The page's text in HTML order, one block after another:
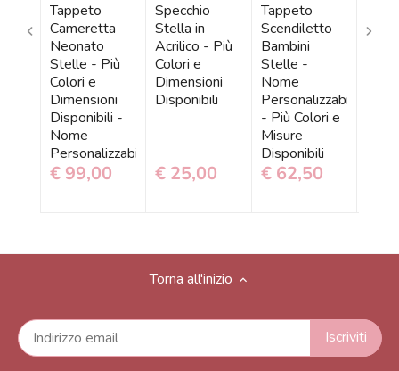
Tappeto
Cameretta
Neonato
Stelle - Più
Colori e
Dimensioni
Disponibili -
Nome
Personalizzabile
€ 99,00
Specchio
Stella in
Acrilico - Più
Colori e
Dimensioni
Disponibili
€ 25,00
Tappeto
Scendiletto
Bambini
Stelle -
Nome
Personalizzabile
- Più Colori e
Misure
Disponibili
€ 62,50
Torna all'inizio